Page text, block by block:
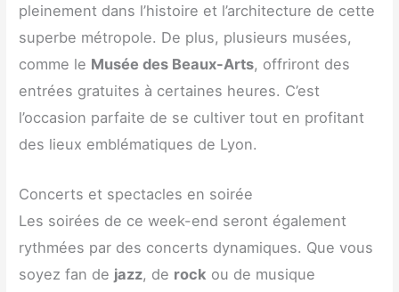
pleinement dans l’histoire et l’architecture de cette
superbe métropole. De plus, plusieurs musées,
comme le Musée des Beaux-Arts, offriront des
entrées gratuites à certaines heures. C’est
l’occasion parfaite de se cultiver tout en profitant
des lieux emblématiques de Lyon.
Concerts et spectacles en soirée
Les soirées de ce week-end seront également
rythmées par des concerts dynamiques. Que vous
soyez fan de jazz, de rock ou de musique